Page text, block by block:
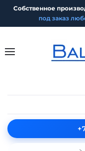
Собственное
под заказ